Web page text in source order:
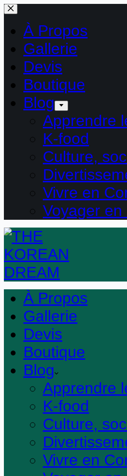
Passer
au
contenuÀ Propos
Gallerie
Devis
Boutique
Blog
Apprendre
K-food
Culture,
Vivre en
Voyager en
À Propos
Gallerie
Devis
Boutique
Blog
Apprendre
K-food
Culture,
Vivre en